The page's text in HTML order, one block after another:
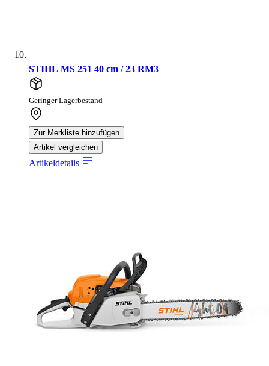
STIHL MS 251 40 cm / 23 RM3
Geringer Lagerbestand
Zur Merkliste hinzufügen
Artikel vergleichen
Artikeldetails